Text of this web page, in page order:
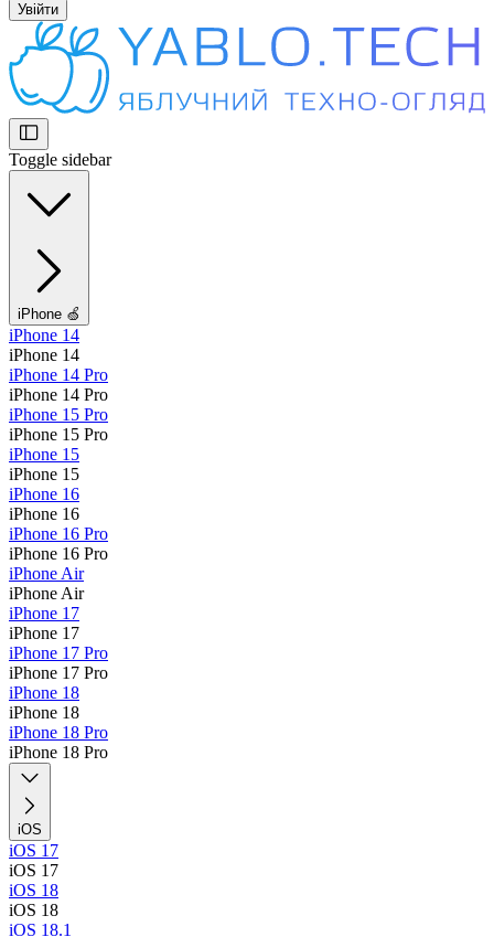
Увійти
Toggle sidebar
iPhone 🍏
iPhone 14
iPhone 14
iPhone 14 Pro
iPhone 14 Pro
iPhone 15 Pro
iPhone 15 Pro
iPhone 15
iPhone 15
iPhone 16
iPhone 16
iPhone 16 Pro
iPhone 16 Pro
iPhone Air
iPhone Air
iPhone 17
iPhone 17
iPhone 17 Pro
iPhone 17 Pro
iPhone 18
iPhone 18
iPhone 18 Pro
iPhone 18 Pro
iOS
iOS 17
iOS 17
iOS 18
iOS 18
iOS 18.1